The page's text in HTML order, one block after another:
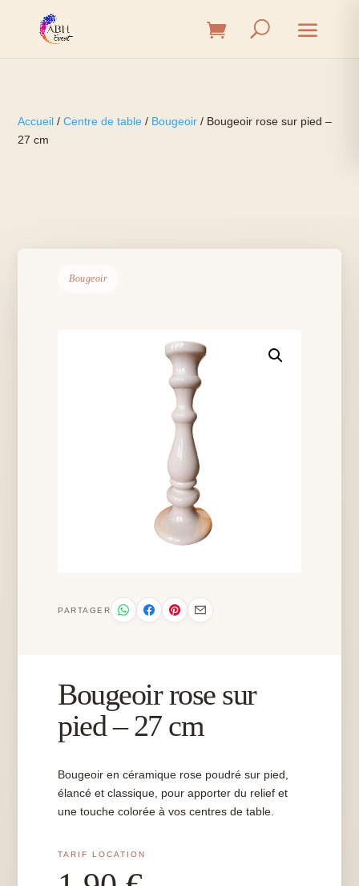
Accueil /Centre de table / Bougeoir / Bougeoir rose sur pied –
27 cm
Bougeoir
PARTAGER
Bougeoir rose sur
pied – 27 cm
Bougeoir en céramique rose poudré sur pied,
élancé et classique, pour apporter du relief et
une touche colorée à vos centres de table.